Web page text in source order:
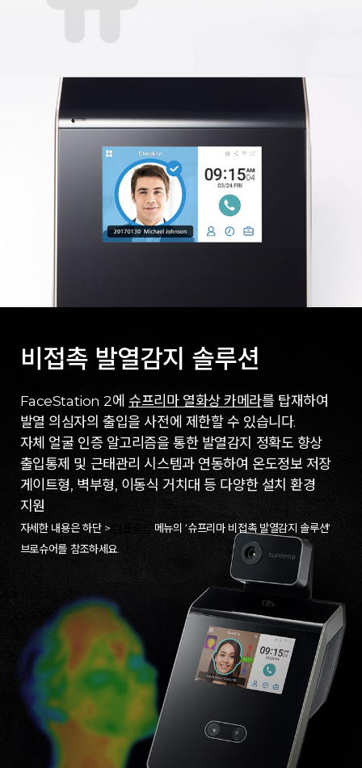
비접촉 발열감지 솔루션
FaceStation 2에 슈프리마 열화상 카메라를 탑재하여
발열 의심자의 출입을 사전에 제한할 수 있습니다.
자체 얼굴 인증 알고리즘을 통한 발열감지 정확도 향상
출입통제 및 근태관리 시스템과 연동하여 온도정보 저장
게이트형, 벽부형, 이동식 거치대 등 다양한 설치 환경
지원
자세한 내용은 하단 > 다운로드메뉴의 ‘슈프리마 비접촉 발열감지 솔루션‘
브로슈어를 참조하세요.